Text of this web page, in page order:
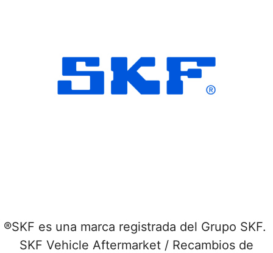
®SKF es una marca registrada del Grupo SKF.
SKF Vehicle Aftermarket / Recambios de